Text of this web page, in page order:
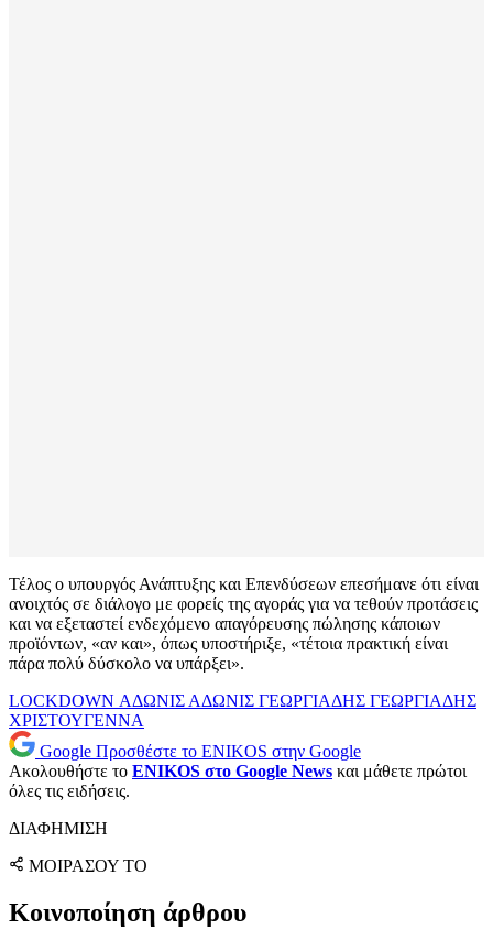
Τέλος ο υπουργός Ανάπτυξης και Επενδύσεων επεσήμανε ότι είναι
ανοιχτός σε διάλογο με φορείς της αγοράς για να τεθούν προτάσεις
και να εξεταστεί ενδεχόμενο απαγόρευσης πώλησης κάποιων
προϊόντων, «αν και», όπως υποστήριξε, «τέτοια πρακτική είναι
πάρα πολύ δύσκολο να υπάρξει».
LOCKDOWN ΑΔΩΝΙΣ ΑΔΩΝΙΣ ΓΕΩΡΓΙΑΔΗΣ ΓΕΩΡΓΙΑΔΗΣ
ΧΡΙΣΤΟΥΓΕΝΝΑ
Google Προσθέστε το ENIKOS στην Google
Ακολουθήστε το ENIKOS στο Google News και μάθετε πρώτοι
όλες τις ειδήσεις.
ΔΙΑΦΗΜΙΣΗ
ΜΟΙΡΑΣΟΥ ΤΟ
Κοινοποίηση άρθρου